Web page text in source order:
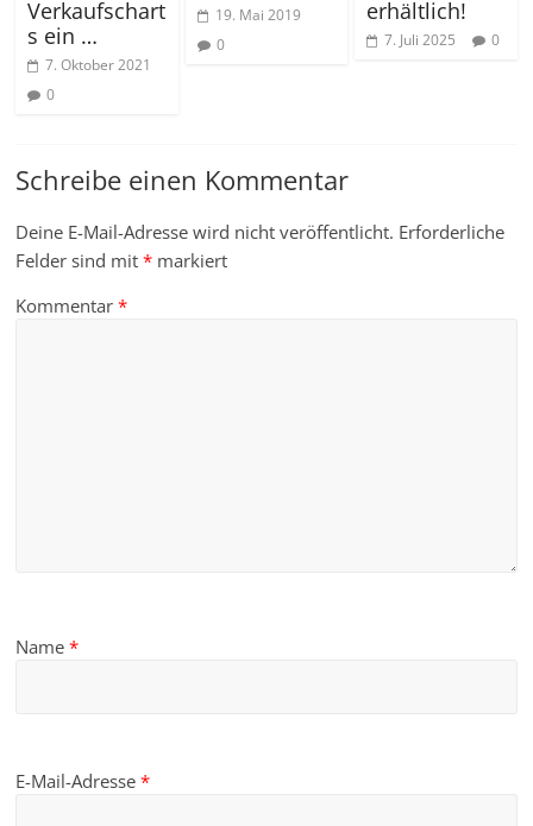
Verkaufschart
s ein …
7. Oktober 2021
0
19. Mai 2019
0
erhältlich!
7. Juli 2025 0
Schreibe einen Kommentar
Deine E-Mail-Adresse wird nicht veröffentlicht. Erforderliche
Felder sind mit* markiert
Kommentar*
Name*
E-Mail-Adresse*